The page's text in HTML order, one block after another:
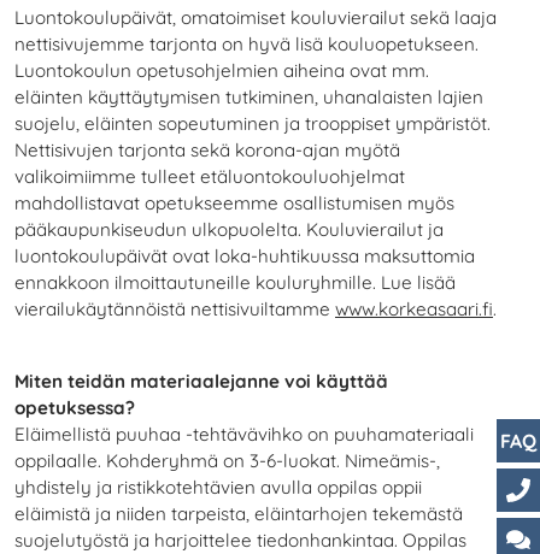
Luontokoulupäivät, omatoimiset kouluvierailut sekä laaja
nettisivujemme tarjonta on hyvä lisä kouluopetukseen.
Luontokoulun opetusohjelmien aiheina ovat mm.
eläinten käyttäytymisen tutkiminen, uhanalaisten lajien
suojelu, eläinten sopeutuminen ja trooppiset ympäristöt.
Nettisivujen tarjonta sekä korona-ajan myötä
valikoimiimme tulleet etäluontokouluohjelmat
mahdollistavat opetukseemme osallistumisen myös
pääkaupunkiseudun ulkopuolelta. Kouluvierailut ja
luontokoulupäivät ovat loka-huhtikuussa maksuttomia
ennakkoon ilmoittautuneille kouluryhmille. Lue lisää
vierailukäytännöistä nettisivuiltamme www.korkeasaari.fi.
Miten teidän materiaalejanne voi käyttää
opetuksessa?
Eläimellistä puuhaa -tehtävävihko on puuhamateriaali
oppilaalle. Kohderyhmä on 3-6-luokat. Nimeämis-,
yhdistely ja ristikkotehtävien avulla oppilas oppii
eläimistä ja niiden tarpeista, eläintarhojen tekemästä
suojelutyöstä ja harjoittelee tiedonhankintaa. Oppilas
FAQ